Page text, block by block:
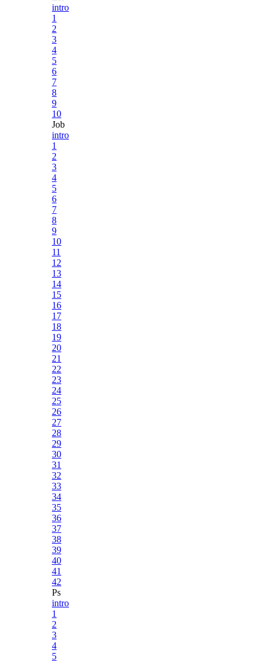
intro
1
2
3
4
5
6
7
8
9
10
Job
intro
1
2
3
4
5
6
7
8
9
10
11
12
13
14
15
16
17
18
19
20
21
22
23
24
25
26
27
28
29
30
31
32
33
34
35
36
37
38
39
40
41
42
Ps
intro
1
2
3
4
5